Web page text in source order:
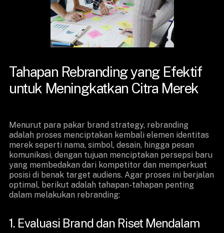
Tahapan Rebranding yang Efektif
untuk Meningkatkan Citra Merek
Menurut para pakar brand strategy, rebranding
adalah proses menciptakan kembali elemen identitas
merek seperti nama, simbol, desain, hingga pesan
komunikasi, dengan tujuan menciptakan persepsi baru
yang membedakan dari kompetitor dan memperkuat
posisi di benak target audiens. Agar proses ini berjalan
optimal, berikut adalah tahapan-tahapan penting
dalam melakukan rebranding:
1. Evaluasi Brand dan Riset Mendalam